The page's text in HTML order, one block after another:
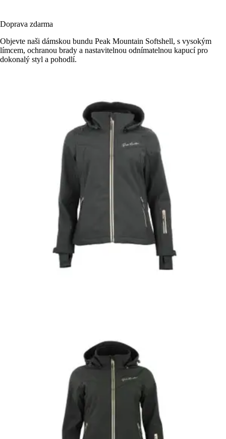
Doprava zdarma
Objevte naši dámskou bundu Peak Mountain Softshell, s vysokým
límcem, ochranou brady a nastavitelnou odnímatelnou kapucí pro
dokonalý styl a pohodlí.